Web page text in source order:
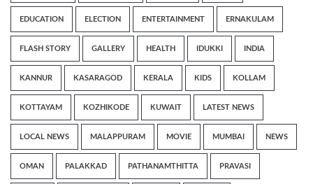
EDUCATION ELECTION ENTERTAINMENT ERNAKULAM
FLASH STORY GALLERY HEALTH IDUKKI INDIA
KANNUR KASARAGOD KERALA KIDS KOLLAM
KOTTAYAM KOZHIKODE KUWAIT LATEST NEWS
LOCAL NEWS MALAPPURAM MOVIE MUMBAI NEWS
OMAN PALAKKAD PATHANAMTHITTA PRAVASI